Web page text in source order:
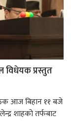
विधेयक प्रस्तुत
आज बिहान ११ बजे
शाहको तर्फबाट